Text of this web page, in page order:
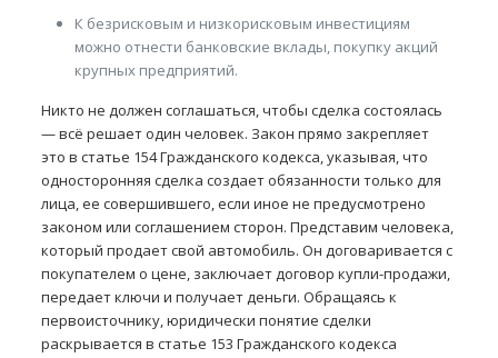
К безрисковым и низкорисковым инвестициям
можно отнести банковские вклады, покупку акций
крупных предприятий.
Никто не должен соглашаться, чтобы сделка состоялась
— всё решает один человек. Закон прямо закрепляет
это в статье 154 Гражданского кодекса, указывая, что
односторонняя сделка создает обязанности только для
лица, ее совершившего, если иное не предусмотрено
законом или соглашением сторон. Представим человека,
который продает свой автомобиль. Он договаривается с
покупателем о цене, заключает договор купли-продажи,
передает ключи и получает деньги. Обращаясь к
первоисточнику, юридически понятие сделки
раскрывается в статье 153 Гражданского кодекса